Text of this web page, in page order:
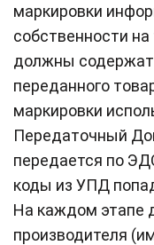
маркировки
собственности
должны
переданного
маркировки
Передаточный
передается по
коды из УПД
На каждом этапе
производителя